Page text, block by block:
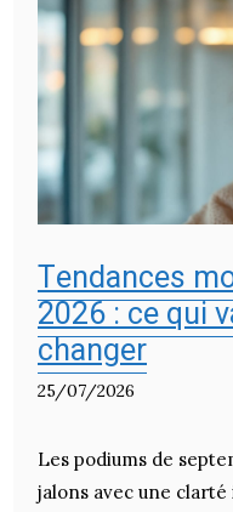
Tendances
2026 : ce qui
changer
25/07/2026
Les podiums de
jalons avec une